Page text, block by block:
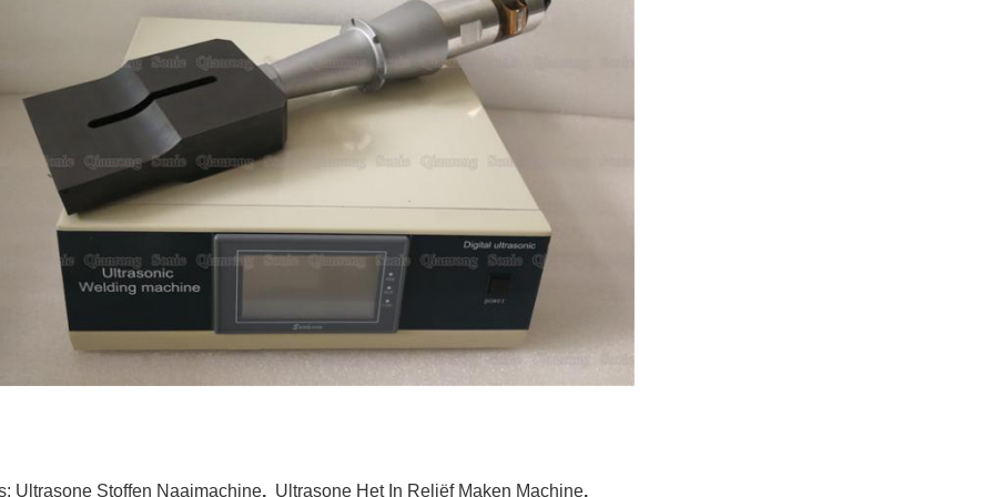
Ultrasone Stoffen Naaimachine, Ultrasone Het In Reliëf Maken Machine,